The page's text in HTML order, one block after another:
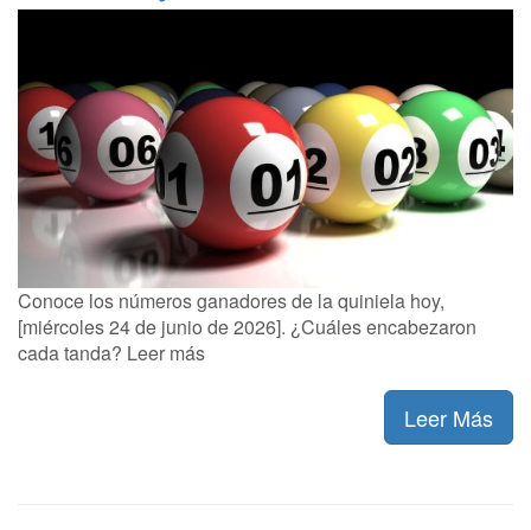
Conoce los números ganadores de la quiniela hoy,
[miércoles 24 de junio de 2026]. ¿Cuáles encabezaron
cada tanda? Leer más
Leer Más